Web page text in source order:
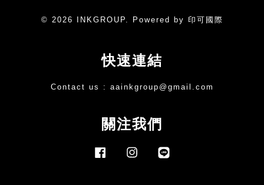
© 2026 INKGROUP. Powered by 印可國際
快速連結
Contact us : aainkgroup@gmail.com
關注我們
FacebookInstagram